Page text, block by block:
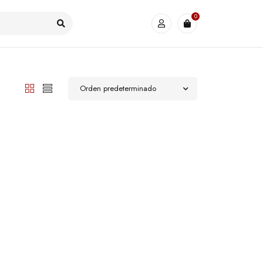
0
Orden predeterminado